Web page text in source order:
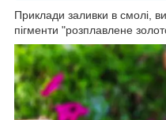
Приклади заливки в смолі,
пігменти "розплавлене